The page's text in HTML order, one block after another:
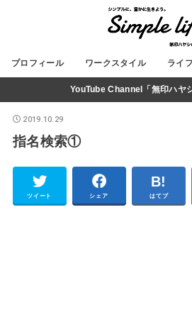
プロフィール ワークスタイル ライ
YouTube Channel「無印ハヤ
2019.10.29
指名検索①
ツイート シェア はてブ